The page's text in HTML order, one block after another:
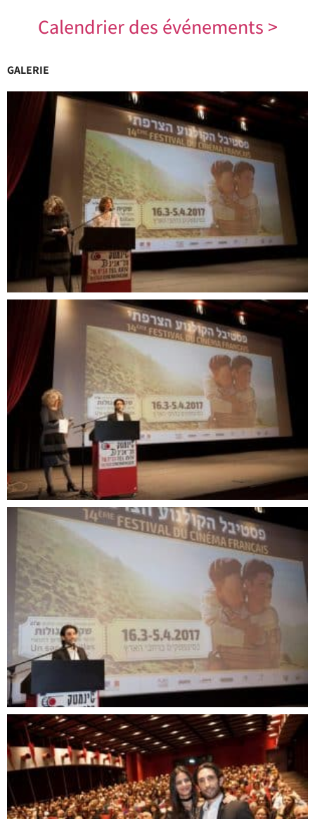
Calendrier des événements >
GALERIE